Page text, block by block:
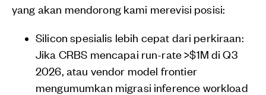
yang akan mendorong kami merevisi posisi:
Silicon spesialis lebih cepat dari perkiraan:
Jika CRBS mencapai run-rate >$1M di Q3
2026, atau vendor model frontier
mengumumkan migrasi inference workload